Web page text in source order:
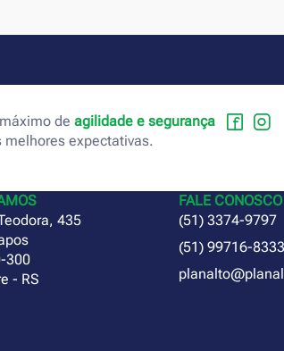
deagilidade e segurança
melhores expectativas.
435
300
- RS
FALE CONOSCO
(51) 3374-9797
(51) 99716-